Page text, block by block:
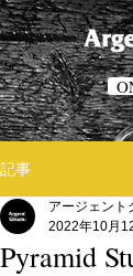
記事
Pyramid
アージェント
2022年10月